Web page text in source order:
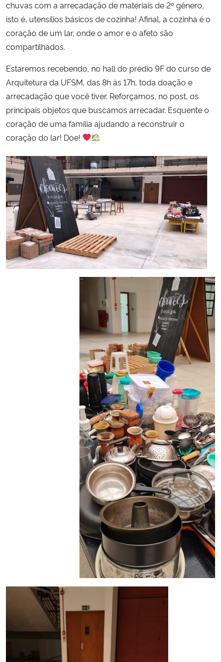
Secretaria-Geral
Secretaria de Governo
Gabinete de Segurança Institucional
Advocacia-Geral da União
Banco Central do Brasil
chuvas com a arrecadação de materiais de 2º gênero,
isto é, utensílios básicos de cozinha! Afinal, a cozinha é o
coração de um lar, onde o amor e o afeto são
compartilhados.
Estaremos recebendo, no hall do prédio 9F do curso de
Arquitetura da UFSM, das 8h às 17h, toda doação e
arrecadação que você tiver. Reforçamos, no post, os
principais objetos que buscamos arrecadar. Esquente o
coração de uma família ajudando a reconstruir o
coração do lar! Doe!